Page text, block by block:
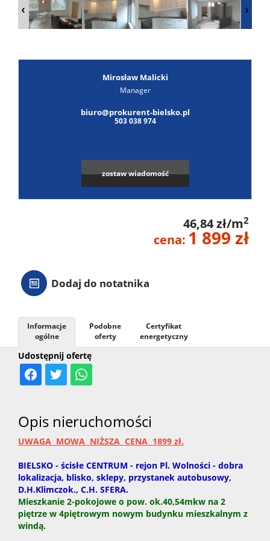
Mirosław Malicki
Manager
biuro@prokurent-bielsko.pl
503 038 974
zostaw wiadomość
46,84 zł/m2
cena: 1 899 zł
Dodaj do notatnika
Udostępnij ofertę
Informacje
ogólne
Podobne
oferty
Certyfikat
energetyczny
Opis nieruchomości
UWAGA MOWA NIŻSZA CENA 1899 zł.
BIELSKO - ścisłe CENTRUM - rejon Pl. Wolności - dobra
lokalizacja, blisko, sklepy, przystanek autobusowy,
D.H.Klimczok., C.H. SFERA.
Mieszkanie 2-pokojowe o pow. ok.40,54mkw na 2
piętrze w 4piętrowym nowym budynku mieszkalnym z
windą.